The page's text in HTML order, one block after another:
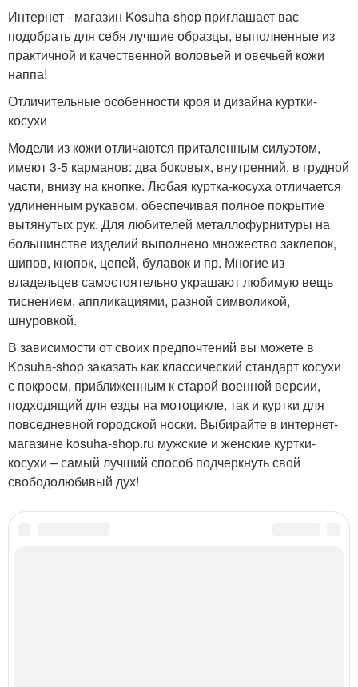
Интернет - магазин Kosuha-shop приглашает вас
подобрать для себя лучшие образцы, выполненные из
практичной и качественной воловьей и овечьей кожи
наппа!
Отличительные особенности кроя и дизайна куртки-
косухи
Модели из кожи отличаются приталенным силуэтом,
имеют 3-5 карманов: два боковых, внутренний, в грудной
части, внизу на кнопке. Любая куртка-косуха отличается
удлиненным рукавом, обеспечивая полное покрытие
вытянутых рук. Для любителей металлофурнитуры на
большинстве изделий выполнено множество заклепок,
шипов, кнопок, цепей, булавок и пр. Многие из
владельцев самостоятельно украшают любимую вещь
тиснением, аппликациями, разной символикой,
шнуровкой.
В зависимости от своих предпочтений вы можете в
Kosuha-shop заказать как классический стандарт косухи
с покроем, приближенным к старой военной версии,
подходящий для езды на мотоцикле, так и куртки для
повседневной городской носки. Выбирайте в интернет-
магазине kosuha-shop.ru мужские и женские куртки-
косухи – самый лучший способ подчеркнуть свой
свободолюбивый дух!
Категории: